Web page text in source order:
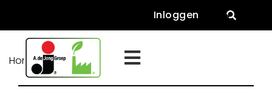
Inloggen 

Home > Werken bij